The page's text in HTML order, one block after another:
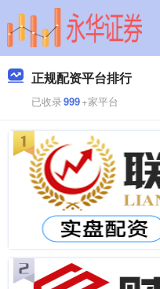
正规配资平台排行
已收录999+家平台